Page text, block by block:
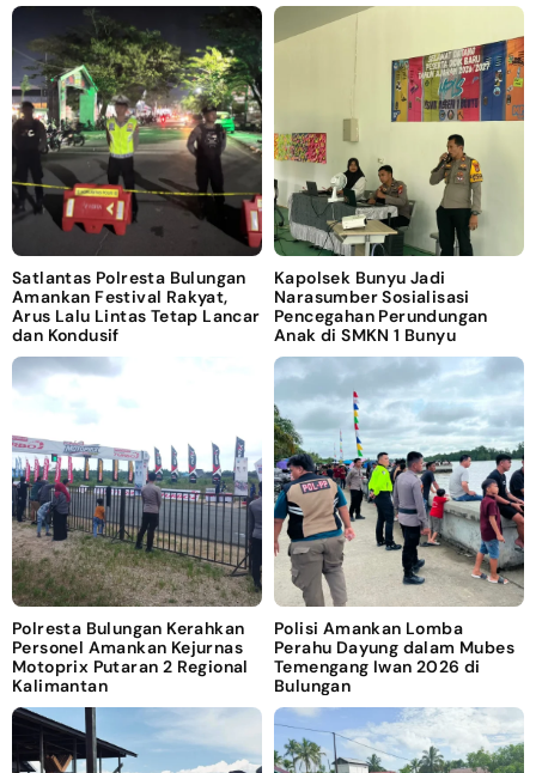
Satlantas Polresta Bulungan
Amankan Festival Rakyat,
Arus Lalu Lintas Tetap Lancar
dan Kondusif
Kapolsek Bunyu Jadi
Narasumber Sosialisasi
Pencegahan Perundungan
Anak di SMKN 1 Bunyu
Polresta Bulungan Kerahkan
Personel Amankan Kejurnas
Motoprix Putaran 2 Regional
Kalimantan
Polisi Amankan Lomba
Perahu Dayung dalam Mubes
Temengang Iwan 2026 di
Bulungan